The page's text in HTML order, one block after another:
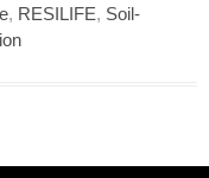
, RESILIFE, Soil-